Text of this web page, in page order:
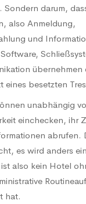
Sondern darum,
also Anmeldung,
und
übernehmen
eines besetzten
unabhängig
einchecken, ihr
abrufen.
es wird anders
also kein Hotel
hat.